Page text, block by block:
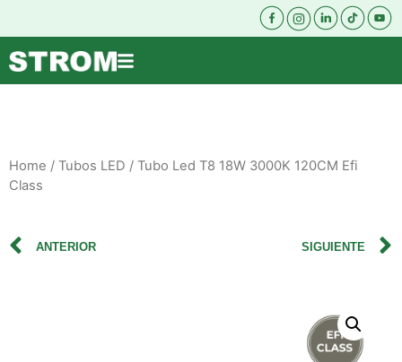
Home / Tubos LED / Tubo Led T8 18W 3000K 120CM Efi
Class
ANTERIOR SIGUIENTE